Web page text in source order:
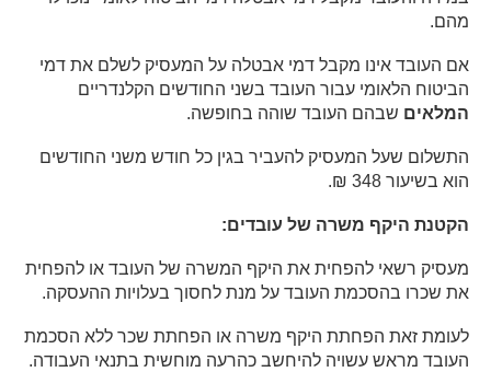
מהם.
אם העובד אינו מקבל דמי אבטלה על המעסיק לשלם את דמי
הביטוח הלאומי עבור העובד בשני החודשים הקלנדריים
המלאים שבהם העובד שוהה בחופשה.
התשלום שעל המעסיק להעביר בגין כל חודש משני החודשים
הוא בשיעור 348 ₪.
הקטנת היקף משרה של עובדים:
מעסיק רשאי להפחית את היקף המשרה של העובד או להפחית
את שכרו בהסכמת העובד על מנת לחסוך בעלויות ההעסקה.
לעומת זאת הפחתת היקף משרה או הפחתת שכר ללא הסכמת
העובד מראש עשויה להיחשב כהרעה מוחשית בתנאי העבודה.